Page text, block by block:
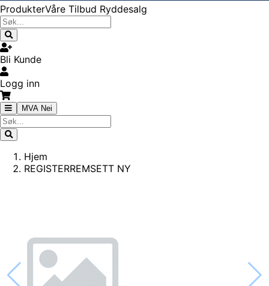
ProdukterVåre Tilbud Ryddesalg
Bli Kunde
Logg inn
MVA Nei
Hjem
REGISTERREMSETT NY